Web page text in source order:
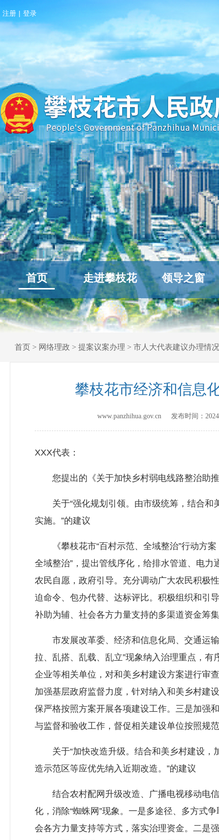
注册 | 登录
首页 走进攀枝花 领导之窗
首页 > 网络理政 > 提案议案办理 > 市人大代表建议办理情况
攀枝花市经济和信息
www.panzhihua.gov.cn 发布时间：
XXX代表：
您提出的《关于加快乡村弱电线路整治助推
关于“强化规划引领。由市级统筹，结合和
实施。”的建议
《攀枝花市“百村示范、全域整治”行动方案
全域整治”，提出管线序化，给排水管道、电力
农民自愿，政府引导。充分调动广大农民积极
迫命令、包办代替、达标评比。积极组织和引
补助为辅、社会各方力量支持的多渠道资金筹
市发展改革委、经济和信息化局、交通运输
拉、乱搭、乱载、乱立”现象纳入治理重点，
企业等相关单位，对和美乡村建设方案进行审
加强基层政府监督力度，针对纳入和美乡村建
保严格按照方案开展各项建设工作。三是加强
与监督和验收工作，督促相关建设单位按照规
关于“加快改造升级。结合和美乡村建设，
造示范区等应优先纳入近期改造。”的建议
结合农村配网升级改造、广播电视移动电信
化，消除“蜘蛛网”现象。一是多途径、多方式
会各方力量支持等方式，落实治理资金。二是